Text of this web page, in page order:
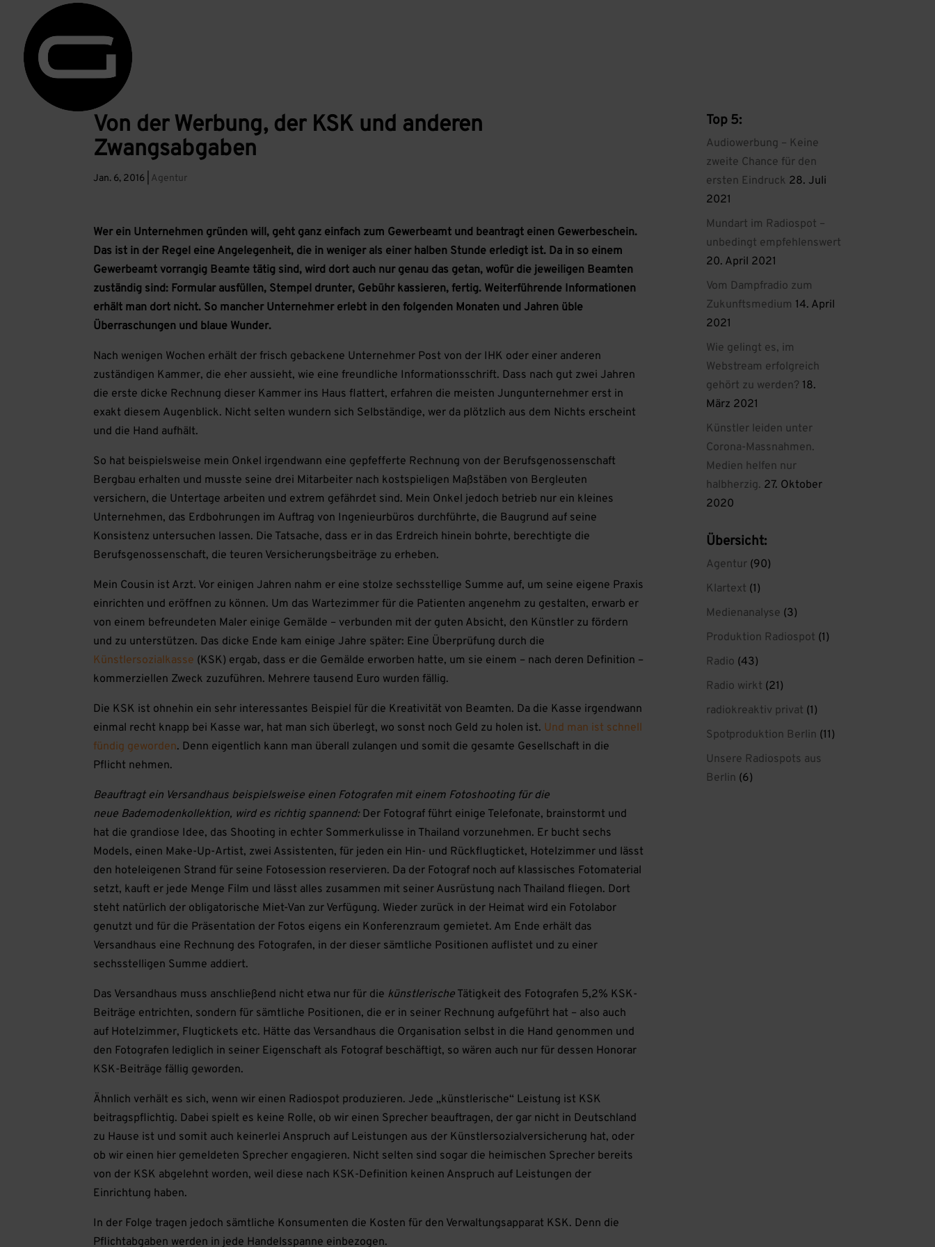
Von der Werbung, der KSK und anderen
Zwangsabgaben
Jan. 6, 2016 Agentur
Wer ein Unternehmen gründen will, geht ganz einfach zum Gewerbeamt und beantragt einen Gewerbeschein.
Das ist in der Regel eine Angelegenheit, die in weniger als einer halben Stunde erledigt ist. Da in so einem
Gewerbeamt vorrangig Beamte tätig sind, wird dort auch nur genau das getan, wofür die jeweiligen Beamten
zuständig sind: Formular ausfüllen, Stempel drunter, Gebühr kassieren, fertig. Weiterführende Informationen
erhält man dort nicht. So mancher Unternehmer erlebt in den folgenden Monaten und Jahren üble
Überraschungen und blaue Wunder.
Nach wenigen Wochen erhält der frisch gebackene Unternehmer Post von der IHK oder einer anderen
zuständigen Kammer, die eher aussieht, wie eine freundliche Informationsschrift. Dass nach gut zwei Jahren
die erste dicke Rechnung dieser Kammer ins Haus flattert, erfahren die meisten Jungunternehmer erst in
exakt diesem Augenblick. Nicht selten wundern sich Selbständige, wer da plötzlich aus dem Nichts erscheint
und die Hand aufhält.
So hat beispielsweise mein Onkel irgendwann eine gepfefferte Rechnung von der Berufsgenossenschaft
Bergbau erhalten und musste seine drei Mitarbeiter nach kostspieligen Maßstäben von Bergleuten
versichern, die Untertage arbeiten und extrem gefährdet sind. Mein Onkel jedoch betrieb nur ein kleines
Unternehmen, das Erdbohrungen im Auftrag von Ingenieurbüros durchführte, die Baugrund auf seine
Konsistenz untersuchen lassen. Die Tatsache, dass er in das Erdreich hinein bohrte, berechtigte die
Berufsgenossenschaft, die teuren Versicherungsbeiträge zu erheben.
Mein Cousin ist Arzt. Vor einigen Jahren nahm er eine stolze sechsstellige Summe auf, um seine eigene Praxis
einrichten und eröffnen zu können. Um das Wartezimmer für die Patienten angenehm zu gestalten, erwarb er
von einem befreundeten Maler einige Gemälde – verbunden mit der guten Absicht, den Künstler zu fördern
und zu unterstützen. Das dicke Ende kam einige Jahre später: Eine Überprüfung durch die
Künstlersozialkasse (KSK) ergab, dass er die Gemälde erworben hatte, um sie einem – nach deren Definition –
kommerziellen Zweck zuzuführen. Mehrere tausend Euro wurden fällig.
Die KSK ist ohnehin ein sehr interessantes Beispiel für die Kreativität von Beamten. Da die Kasse irgendwann
einmal recht knapp bei Kasse war, hat man sich überlegt, wo sonst noch Geld zu holen ist. Und man ist schnell
fündig geworden. Denn eigentlich kann man überall zulangen und somit die gesamte Gesellschaft in die
Pflicht nehmen.
Beauftragt ein Versandhaus beispielsweise einen Fotografen mit einem Fotoshooting für die
neue Bademodenkollektion, wird es richtig spannend:Der Fotograf führt einige Telefonate, brainstormt und
hat die grandiose Idee, das Shooting in echter Sommerkulisse in Thailand vorzunehmen. Er bucht sechs
Models, einen Make-Up-Artist, zwei Assistenten, für jeden ein Hin- und Rückflugticket, Hotelzimmer und lässt
den hoteleigenen Strand für seine Fotosession reservieren. Da der Fotograf noch auf klassisches Fotomaterial
setzt, kauft er jede Menge Film und lässt alles zusammen mit seiner Ausrüstung nach Thailand fliegen. Dort
steht natürlich der obligatorische Miet-Van zur Verfügung. Wieder zurück in der Heimat wird ein Fotolabor
genutzt und für die Präsentation der Fotos eigens ein Konferenzraum gemietet. Am Ende erhält das
Versandhaus eine Rechnung des Fotografen, in der dieser sämtliche Positionen auflistet und zu einer
sechsstelligen Summe addiert.
Das Versandhaus muss anschließend nicht etwa nur für die künstlerische Tätigkeit des Fotografen 5,2% KSK-
Beiträge entrichten, sondern für sämtliche Positionen, die er in seiner Rechnung aufgeführt hat – also auch
auf Hotelzimmer, Flugtickets etc. Hätte das Versandhaus die Organisation selbst in die Hand genommen und
den Fotografen lediglich in seiner Eigenschaft als Fotograf beschäftigt, so wären auch nur für dessen Honorar
KSK-Beiträge fällig geworden.
Ähnlich verhält es sich, wenn wir einen Radiospot produzieren. Jede „künstlerische“ Leistung ist KSK
beitragspflichtig. Dabei spielt es keine Rolle, ob wir einen Sprecher beauftragen, der gar nicht in Deutschland
zu Hause ist und somit auch keinerlei Anspruch auf Leistungen aus der Künstlersozialversicherung hat, oder
ob wir einen hier gemeldeten Sprecher engagieren. Nicht selten sind sogar die heimischen Sprecher bereits
von der KSK abgelehnt worden, weil diese nach KSK-Definition keinen Anspruch auf Leistungen der
Einrichtung haben.
In der Folge tragen jedoch sämtliche Konsumenten die Kosten für den Verwaltungsapparat KSK. Denn die
Pflichtabgaben werden in jede Handelsspanne einbezogen.
Top 5:
Audiowerbung – Keine
zweite Chance für den
ersten Eindruck 28. Juli
2021
Mundart im Radiospot –
unbedingt empfehlenswert
20. April 2021
Vom Dampfradio zum
Zukunftsmedium 14. April
2021
Wie gelingt es, im
Webstream erfolgreich
gehört zu werden? 18.
März 2021
Künstler leiden unter
Corona-Massnahmen.
Medien helfen nur
halbherzig. 27. Oktober
2020
Übersicht:
Agentur (90)
Klartext (1)
Medienanalyse (3)
Produktion Radiospot (1)
Radio (43)
Radio wirkt (21)
radiokreaktiv privat (1)
Spotproduktion Berlin (11)
Unsere Radiospots aus
Berlin (6)